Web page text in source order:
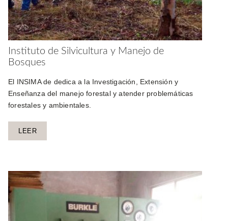
Instituto de Silvicultura y Manejo de
Bosques
El INSIMA de dedica a la Investigación, Extensión y
Enseñanza del manejo forestal y atender problemáticas
forestales y ambientales.
LEER